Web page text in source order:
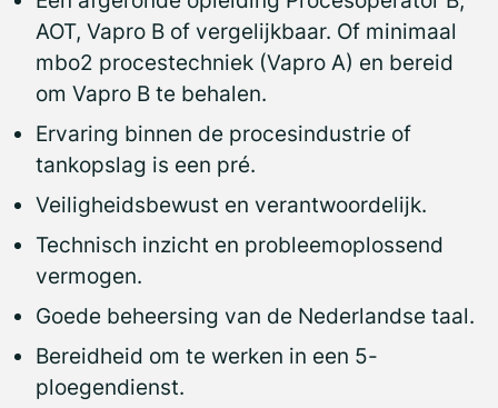
AOT, Vapro B of vergelijkbaar. Of minimaal
mbo2 procestechniek (Vapro A) en bereid
om Vapro B te behalen.
Ervaring binnen de procesindustrie of
tankopslag is een pré.
Veiligheidsbewust en verantwoordelijk.
Technisch inzicht en probleemoplossend
vermogen.
Goede beheersing van de Nederlandse taal.
Bereidheid om te werken in een 5-
ploegendienst.